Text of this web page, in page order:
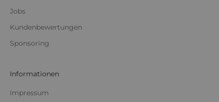
Jobs
Kundenbewertungen
Sponsoring
Informationen
Impressum